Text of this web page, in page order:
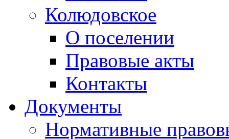
Колюдовское
О поселении
Правовые акты
Контакты
Документы
Нормативные